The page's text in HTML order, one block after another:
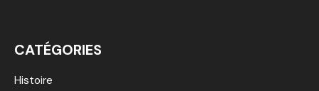
CATÉGORIES
Histoire